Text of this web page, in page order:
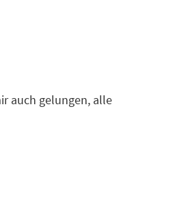
auch gelungen, alle